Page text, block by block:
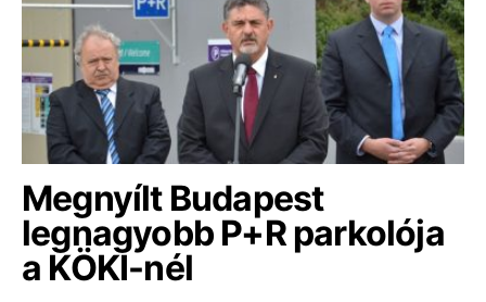
Megnyílt Budapest
legnagyobb P+R parkolója
a KÖKI-nél